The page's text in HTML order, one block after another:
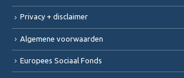
Privacy + disclaimer
Algemene voorwaarden
Europees Sociaal Fonds